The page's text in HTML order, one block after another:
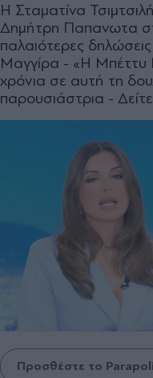
Η Σταματίνα
Δημήτρη Παπανωτα
παλαιότερες
Μαγγίρα - «Η Μπέττυ
χρόνια σε αυτή τη
παρουσιάστρια -
Προσθέστε το